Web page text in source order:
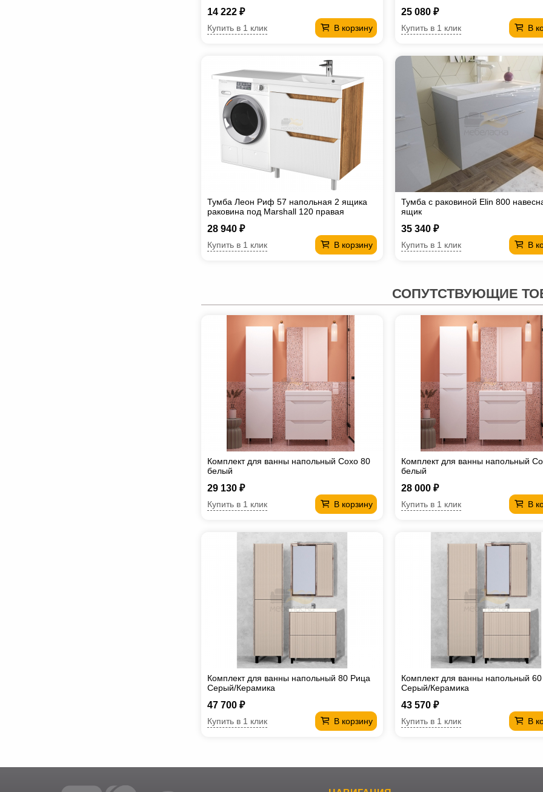
14 222 ₽
В корзину
Купить в 1 клик
25 080 ₽
В
Купить в 1 клик
Тумба Леон Риф 57 напольная 2 ящика
раковина под Marshall 120 правая
28 940 ₽
В корзину
Купить в 1 клик
Тумба с раковиной Elin 800
ящик
35 340 ₽
В
Купить в 1 клик
СОПУТСТВУЮЩИЕ
Комплект для ванны напольный Сохо 80
белый
29 130 ₽
В корзину
Купить в 1 клик
Комплект для ванны напольный
белый
28 000 ₽
В
Купить в 1 клик
Комплект для ванны напольный 80 Рица
Cерый/Керамика
47 700 ₽
В корзину
Купить в 1 клик
Комплект для ванны напольный
Cерый/Керамика
43 570 ₽
В
Купить в 1 клик